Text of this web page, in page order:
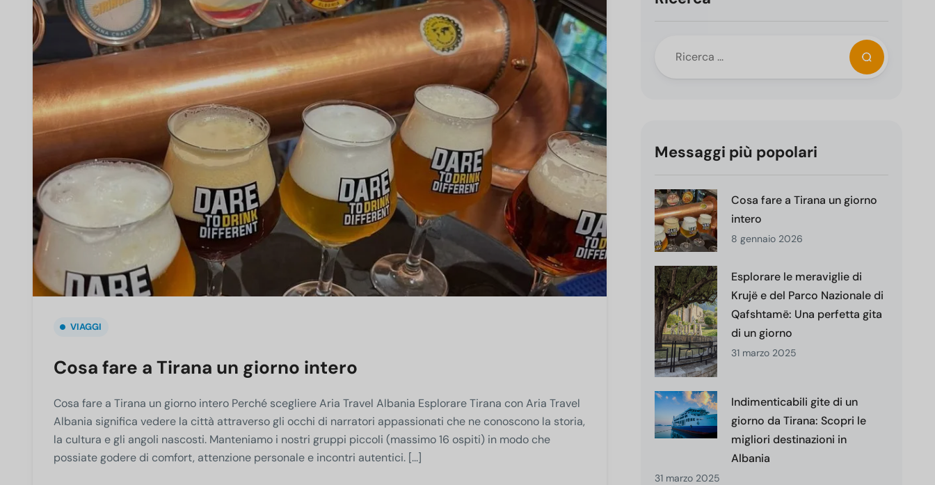
VIAGGI
Cosa fare a Tirana un giorno intero
Cosa fare a Tirana un giorno intero Perché scegliere Aria Travel Albania Esplorare Tirana con Aria Travel
Albania significa vedere la città attraverso gli occhi di narratori appassionati che ne conoscono la storia,
la cultura e gli angoli nascosti. Manteniamo i nostri gruppi piccoli (massimo 16 ospiti) in modo che
possiate godere di comfort, attenzione personale e incontri autentici. [...]
Messaggi più popolari
Cosa fare a Tirana un giorno
intero
8 gennaio 2026
Esplorare le meraviglie di
Krujë e del Parco Nazionale di
Qafshtamë: Una perfetta gita
di un giorno
31 marzo 2025
Indimenticabili gite di un
giorno da Tirana: Scopri le
migliori destinazioni in
Albania
31 marzo 2025